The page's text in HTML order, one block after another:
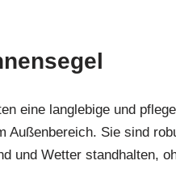
eine langlebige und
Außenbereich. Sie sind
und Wetter standhalten,